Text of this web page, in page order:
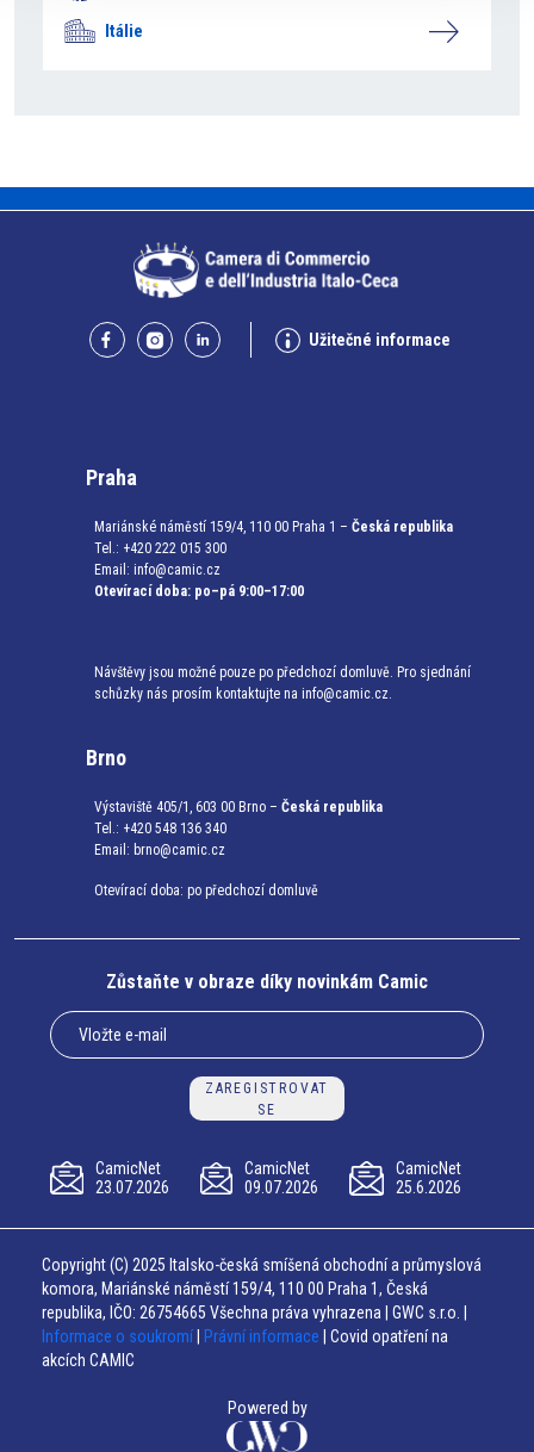
Itálie
Užitečné informace
Praha
Mariánské náměstí 159/4, 110 00 Praha 1 – Česká republika
Tel.: +420 222 015 300
Email: info@camic.cz
Otevírací doba: po–pá 9:00–17:00
Návštěvy jsou možné pouze po předchozí domluvě. Pro sjednání
schůzky nás prosím kontaktujte na info@camic.cz.
Brno
Výstaviště 405/1, 603 00 Brno – Česká republika
Tel.: +420 548 136 340
Email: brno@camic.cz
Otevírací doba: po předchozí domluvě
Zůstaňte v obraze díky novinkám Camic
ZAREGISTROVAT
SE
CamicNet
23.07.2026
CamicNet
09.07.2026
CamicNet
25.6.2026
Copyright (C) 2025 Italsko-česká smíšená obchodní a průmyslová
komora, Mariánské náměstí 159/4, 110 00 Praha 1, Česká
republika, IČO: 26754665 Všechna práva vyhrazena | GWC s.r.o. |
Informace o soukromí
Právní informace | Covid opatření na
akcích CAMIC
Powered by